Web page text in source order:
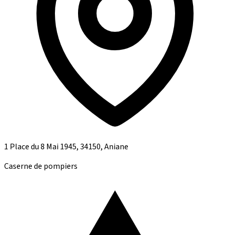
1 Place du 8 Mai 1945, 34150, Aniane
Caserne de pompiers